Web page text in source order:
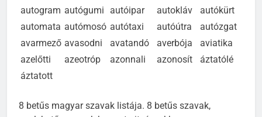
autogram autógumi autóipar autokláv
autókürt
automata autómosó autótaxi autóútra
autózgat
avarmező avasodni avatandó averbója
aviatika
azelőtti
azeotróp azonnali azonosít
áztatólé
áztatott
8 betűs magyar szavak listája. 8 betűs szavak,